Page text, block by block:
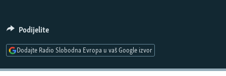
DNEVNO@RSE
SPECIJALI RSE
PRATITE NAS
Podijelite
Dodajte Radio Slobodna Evropa u vaš Google izvor